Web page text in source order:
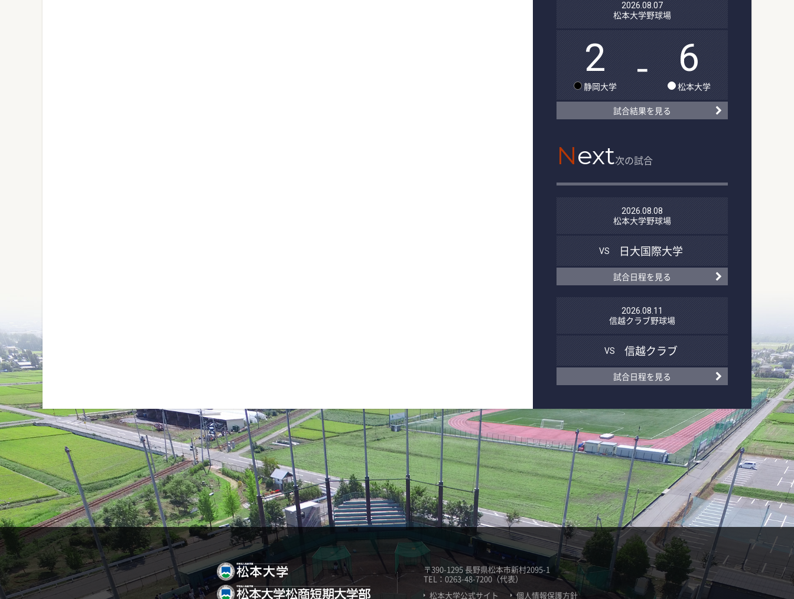
2026.08.07
松本大学野球場
2
静岡大学 - 6
松本大学
試合結果を見る
Next次の試合
2026.08.08
松本大学野球場
VS 日大国際大学
試合日程を見る
2026.08.11
信越クラブ野球場
VS 信越クラブ
試合日程を見る
〒390-1295 長野県松本市新村2095-1
TEL：0263-48-7200（代表）
松本大学公式サイト
個人情報保護方針